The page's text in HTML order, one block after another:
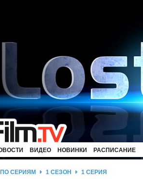
ВИДЕО НОВИНКИ РАСПИСАНИЕ
ПО СЕРИЯМ 1 СЕЗОН 1 СЕРИЯ